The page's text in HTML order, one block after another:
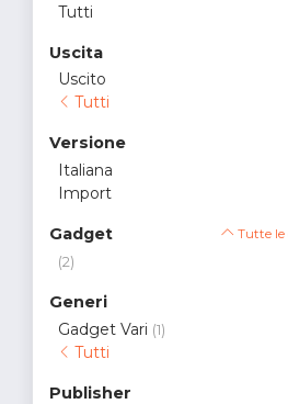
Tutti
Uscita
Uscito
Tutti
Versione
Italiana
Import
Gadget Tutte le
(2)
Generi
Gadget Vari (1)
Tutti
Publisher